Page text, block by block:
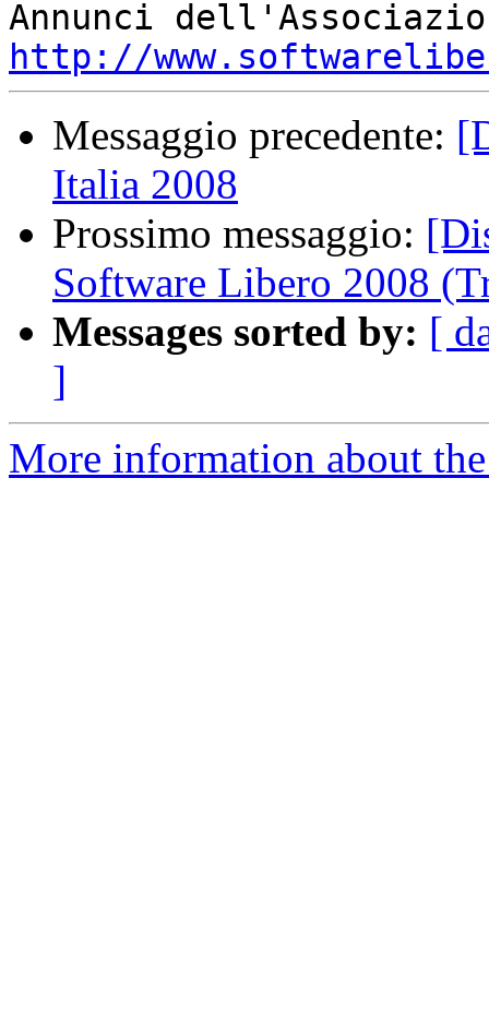
http://
Messaggio precedente:
Italia 2008
Prossimo messaggio:
Software Libero 2008
Messages sorted by: [
]
More information about